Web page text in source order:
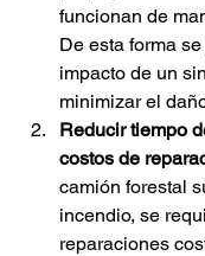
funcionan de
De esta forma
impacto de un
minimizar el
Reducir tiempo
costos de
camión forestal
incendio, se
reparaciones